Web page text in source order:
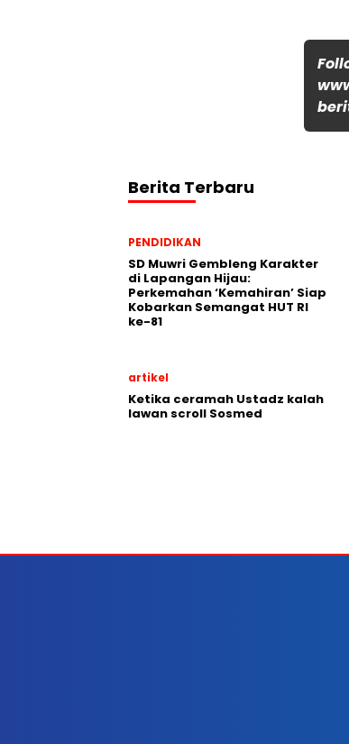
Berita Terbaru
PENDIDIKAN
SD Muwri Gembleng Karakter
di Lapangan Hijau:
Perkemahan ‘Kemahiran’ Siap
Kobarkan Semangat HUT RI
ke-81
artikel
Ketika ceramah Ustadz kalah
lawan scroll Sosmed